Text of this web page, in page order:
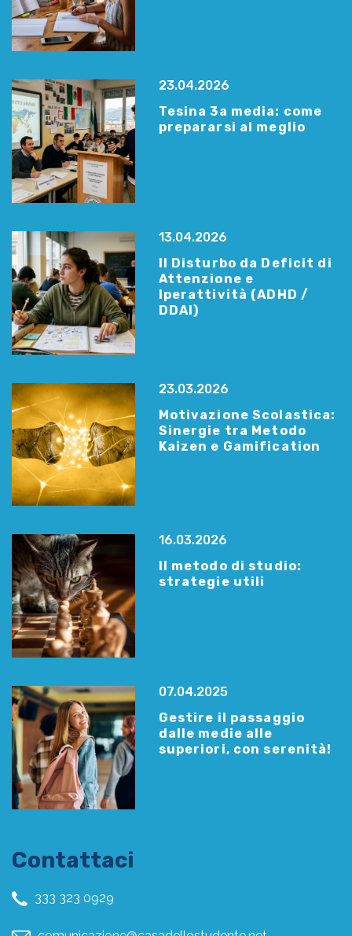
23.04.2026
Tesina 3a media: come
prepararsi al meglio
13.04.2026
Il Disturbo da Deficit di
Attenzione e
Iperattività (ADHD /
DDAI)
23.03.2026
Motivazione Scolastica:
Sinergie tra Metodo
Kaizen e Gamification
16.03.2026
Il metodo di studio:
strategie utili
07.04.2025
Gestire il passaggio
dalle medie alle
superiori, con serenità!
Contattaci
333 323 0929